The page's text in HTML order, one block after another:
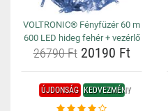
VOLTRONIC® Fényfüzér 60 m
600 LED hideg fehér + vezérlő
26790 Ft20190 Ft
ÚJDONSÁG KEDVEZMÉNY